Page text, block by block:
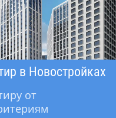
в Новостройках
от